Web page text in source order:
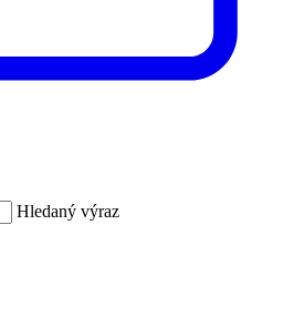
Hledaný výraz